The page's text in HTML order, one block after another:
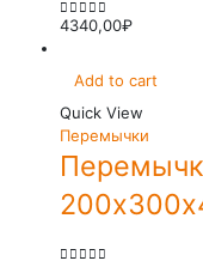
0out of 5
4340,00₽
Add to cart
Quick View
Перемычки